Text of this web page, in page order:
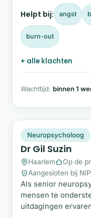
haar eigen
professionele
symptomen.
Helpt bij: angst
burn-out
+ alle klachten
Wachttijd: binnen 1
Snel beschikbaar
Neuropsycholoog
Dr Gil Suzin
Haarlem
Op de
Aangesloten bij NIP
Als senior
mensen te
uitdagingen